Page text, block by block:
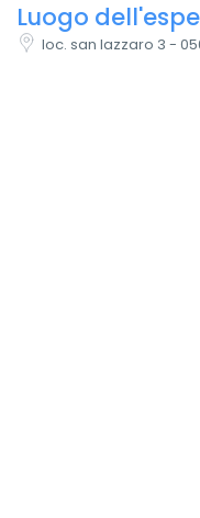
Luogo
loc. san lazzaro 3 -